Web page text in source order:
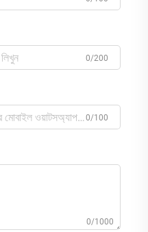
0/200
0/100
0/1000